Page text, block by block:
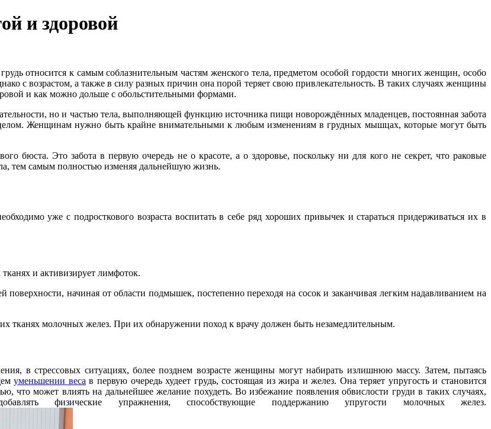
и здоровой
относится к самым соблазнительным частям женского тела, предметом особой гордости многих женщин, особо
возрастом, а также в силу разных причин она порой теряет свою привлекательность. В таких случаях женщины
и как можно дольше с обольстительными формами.
но и частью тела, выполняющей функцию источника пищи новорождённых младенцев, постоянная забота
целом. Женщинам нужно быть крайне внимательными к любым изменениям в грудных мышцах, которые могут быть
бюста. Это забота в первую очередь не о красоте, а о здоровье, поскольку ни для кого не секрет, что раковые
тем самым полностью изменяя дальнейшую жизнь.
уже с подросткового возраста воспитать в себе ряд хороших привычек и стараться придерживаться их в
и активизирует лимфоток.
начиная от области подмышек, постепенно переходя на сосок и заканчивая легким надавливанием на
тканях молочных желез. При их обнаружении поход к врачу должен быть незамедлительным.
в стрессовых ситуациях, более позднем возрасте женщины могут набирать излишнюю массу. Затем, пытаясь
уменьшении веса в первую очередь худеет грудь, состоящая из жира и желез. Она теряет упругость и становится
что может влиять на дальнейшее желание похудеть. Во избежание появления обвислости груди в таких случаях,
физические упражнения, способствующие поддержанию упругости молочных желез.